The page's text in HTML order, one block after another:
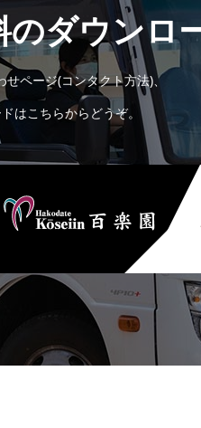
ダウンロ
ページ(コンタクト方法)、
はこちらからどうぞ。